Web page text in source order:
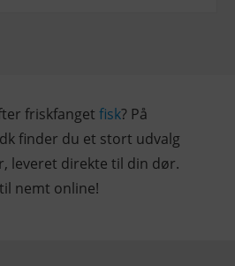
friskfanget fisk? På
finder du et stort udvalg
leveret direkte til din dør.
nemt online!